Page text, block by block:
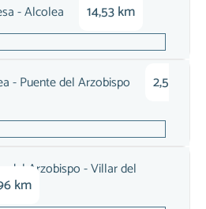
- Alcolea 14,53 km
- Puente del Arzobispo 2,5
del Arzobispo - Villar del
km